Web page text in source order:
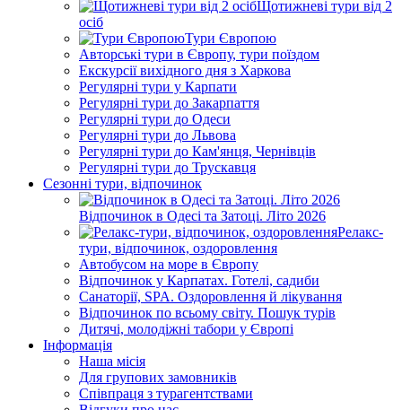
Щотижневі тури від 2
осіб
Тури Європою
Авторські тури в Європу, тури поїздом
Екскурсії вихідного дня з Харкова
Регулярні тури у Карпати
Регулярні тури до Закарпаття
Регулярні тури до Одеси
Регулярні тури до Львова
Регулярні тури до Кам'янця, Чернівців
Регулярні тури до Трускавця
Сезонні тури, відпочинок
Відпочинок в Одесі та Затоці. Літо 2026
Релакс-
тури, відпочинок, оздоровлення
Автобусом на море в Європу
Відпочинок у Карпатах. Готелі, садиби
Санаторії, SPA. Оздоровлення й лікування
Відпочинок по всьому світу. Пошук турів
Дитячі, молодіжні табори у Європі
Інформація
Наша місія
Для групових замовників
Співпраця з турагентствами